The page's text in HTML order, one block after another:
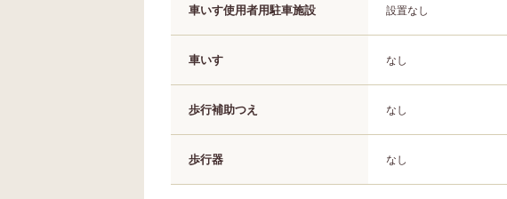
車いす使用者用駐車施設 設置なし
車いす なし
歩行補助つえ なし
歩行器 なし